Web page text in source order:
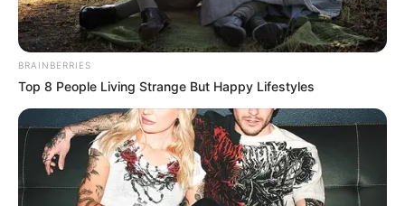
BRAINBERRIES
Top 8 People Living Strange But Happy Lifestyles